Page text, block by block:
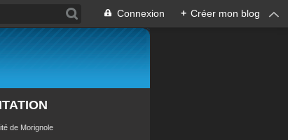
Connexion + Créer mon blog
de Morignole